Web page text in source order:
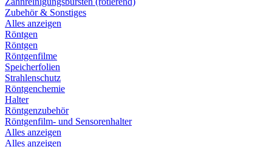
Zubehör & Sonstiges
Alles anzeigen
Röntgen
Röntgen
Röntgenfilme
Speicherfolien
Strahlenschutz
Röntgenchemie
Halter
Röntgenzubehör
Röntgenfilm- und Sensorenhalter
Alles anzeigen
Alles anzeigen